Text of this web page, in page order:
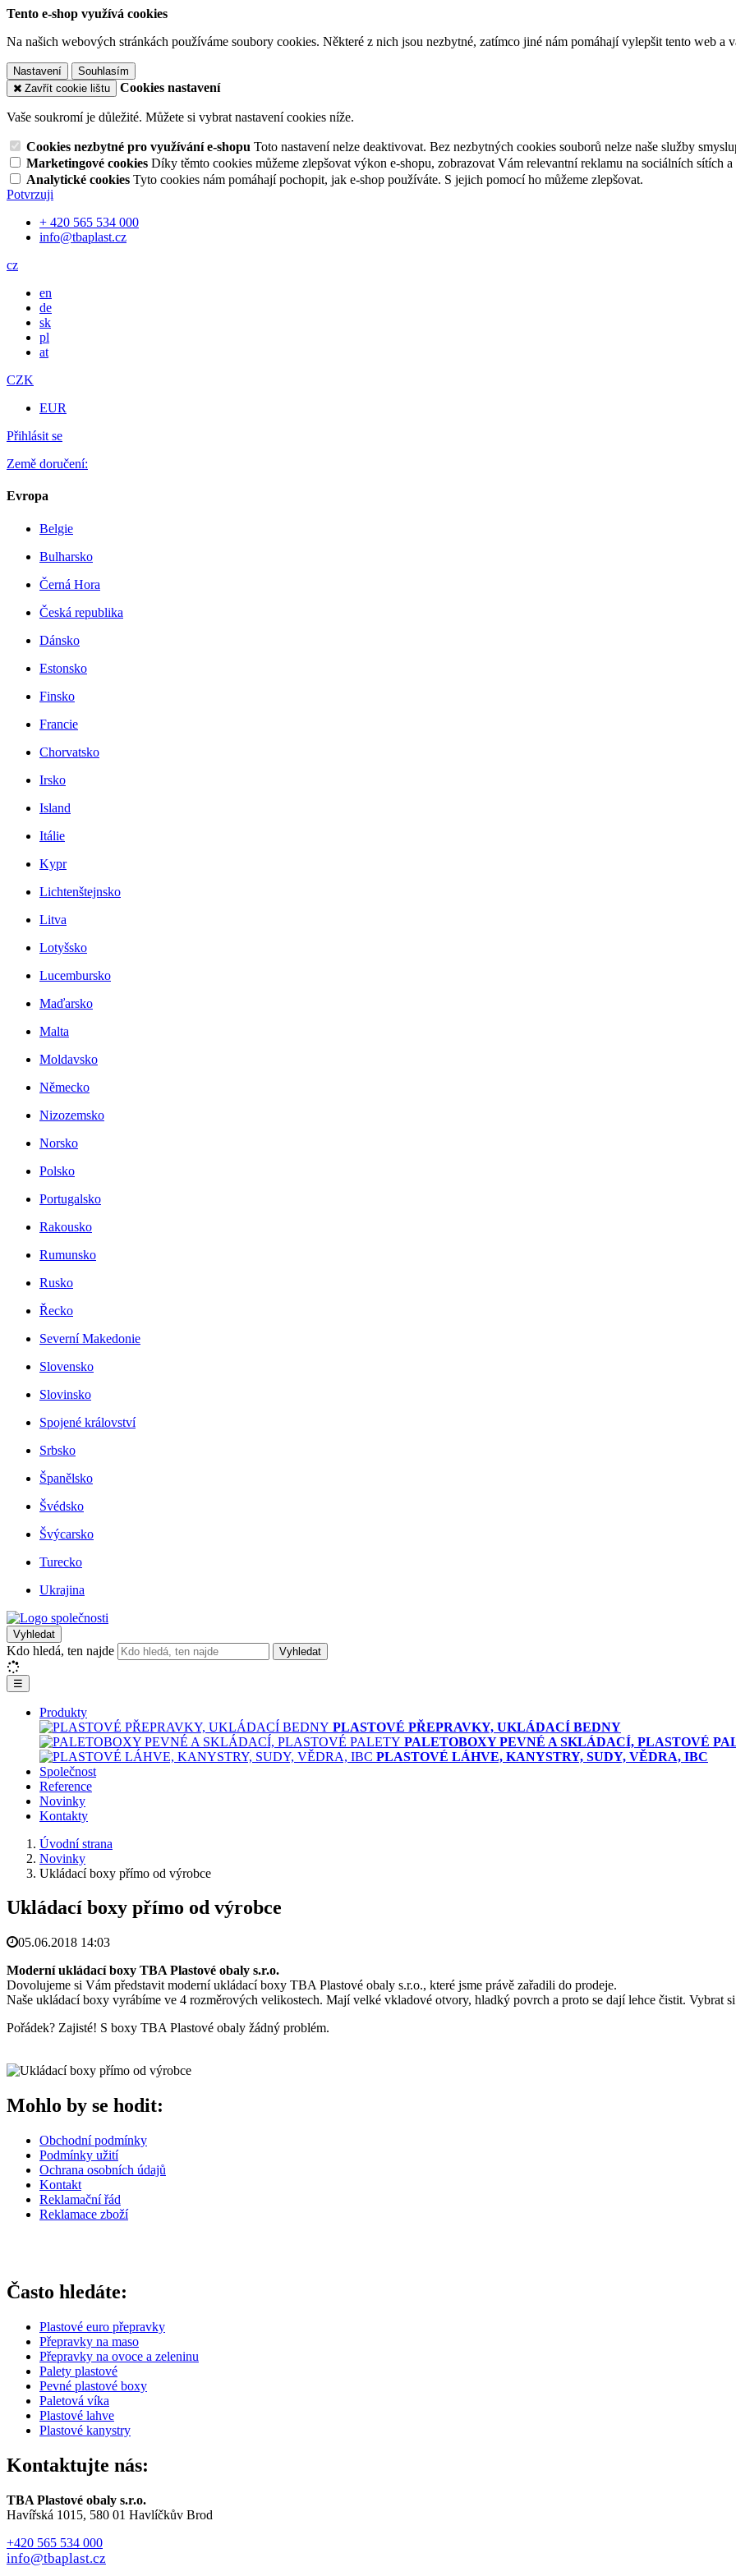
Tento e-shop využívá cookies
Na našich webových stránkách používáme soubory cookies. Některé z nich jsou nezbytné, zatímco jiné nám pomáhají vylepšit tento web a
Nastavení
Souhlasím
Zavřít cookie lištu
Cookies nastavení
Vaše soukromí je důležité. Můžete si vybrat nastavení cookies níže.
Cookies nezbytné pro využívání e-shopu Toto nastavení nelze deaktivovat. Bez nezbytných cookies souborů nelze naše služby
Marketingové cookies Díky těmto cookies můžeme zlepšovat výkon e-shopu, zobrazovat Vám relevantní reklamu na sociálních sítích
Analytické cookies Tyto cookies nám pomáhají pochopit, jak e-shop používáte. S jejich pomocí ho můžeme zlepšovat.
Potvrzuji
+ 420 565 534 000
info@tbaplast.cz
cz
en
de
sk
pl
at
CZK
EUR
Přihlásit se
Země doručení:
Evropa
Belgie
Bulharsko
Černá Hora
Česká republika
Dánsko
Estonsko
Finsko
Francie
Chorvatsko
Irsko
Island
Itálie
Kypr
Lichtenštejnsko
Litva
Lotyšsko
Lucembursko
Maďarsko
Malta
Moldavsko
Německo
Nizozemsko
Norsko
Polsko
Portugalsko
Rakousko
Rumunsko
Rusko
Řecko
Severní Makedonie
Slovensko
Slovinsko
Spojené království
Srbsko
Španělsko
Švédsko
Švýcarsko
Turecko
Ukrajina
Vyhledat
Kdo hledá, ten najde Vyhledat
☰
Produkty
PLASTOVÉ PŘEPRAVKY, UKLÁDACÍ BEDNY
PALETOBOXY PEVNÉ A SKLÁDACÍ, PLASTOVÉ
PLASTOVÉ LÁHVE, KANYSTRY, SUDY, VĚDRA, IBC
Společnost
Reference
Novinky
Kontakty
Úvodní strana
Novinky
Ukládací boxy přímo od výrobce
Ukládací boxy přímo od výrobce
05.06.2018 14:03
Moderní ukládací boxy TBA Plastové obaly s.r.o.
Dovolujeme si Vám představit moderní ukládací boxy TBA Plastové obaly s.r.o., které jsme právě zařadili do prodeje.
Naše ukládací boxy vyrábíme ve 4 rozměrových velikostech. Mají velké vkladové otvory, hladký povrch a proto se dají lehce čistit. Vybrat
Pořádek? Zajisté! S boxy TBA Plastové obaly žádný problém.
Mohlo by se hodit:
Obchodní podmínky
Podmínky užití
Ochrana osobních údajů
Kontakt
Reklamační řád
Reklamace zboží
Často hledáte:
Plastové euro přepravky
Přepravky na maso
Přepravky na ovoce a zeleninu
Palety plastové
Pevné plastové boxy
Paletová víka
Plastové lahve
Plastové kanystry
Kontaktujte nás:
TBA Plastové obaly s.r.o.
Havířská 1015, 580 01 Havlíčkův Brod
+420 565 534 000
info@tbaplast.cz